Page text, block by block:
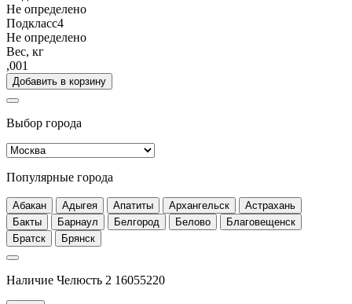
Не определено
Подкласс4
Не определено
Вес, кг
,001
Добавить в корзину
Выбор города
Популярные города
Абакан Адыгея Апатиты Архангельск
Астрахань
Бакты
Барнаул Белгород Белово
Благовещенск
Братск
Брянск
Наличие Челюсть 2 16055220